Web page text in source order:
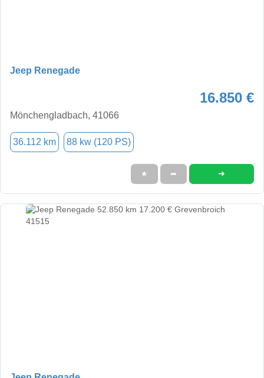
Jeep Renegade
16.850 €
Mönchengladbach, 41066
36.112 km 88 kw (120 PS)
★ ➦ ➜